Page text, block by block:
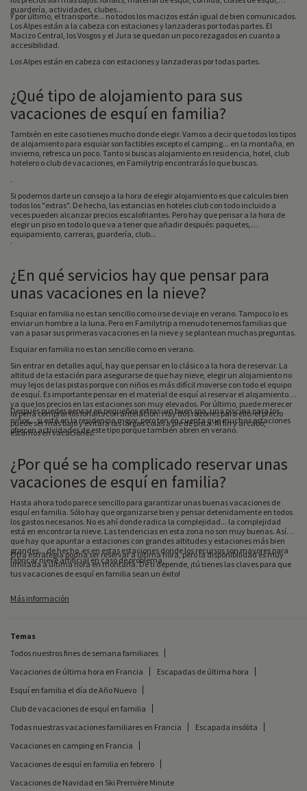
guardería, actividades, clubes...
Y por último, el transporte... no todos los macizos están igual de bien comunicados.
Los Alpes están a la cabeza con estaciones y lanzaderas por todas partes. El
Macizo Central, los Vosgos y el Jura se quedan un poco rezagados en cuanto a
accesibilidad.
Los Alpes están en cabeza con estaciones y lanzaderas por todas partes.
¿Qué tipo de alojamiento para sus
vacaciones de esquí en familia?
También en este caso tienes mucho donde elegir. Vamos a decir que todos los tipos
de alojamiento para esquiar son factibles excepto el camping... en la montaña, en
invierno, refresca un poco. Tanto si buscas alojamiento en residencia, hotel, club
hotelero o club de vacaciones, en Familytrip encontrarás lo que buscas.
.
Si podemos darte un consejo a la hora de elegir alojamiento es que calcules bien
todos los "extras". De hecho, las estancias en hoteles club con todo incluido a
veces pueden alcanzar precios escalofriantes. Pero hay que pensar a la hora de
elegir un piso en todo lo que va a tener que añadir después: paquetes,
equipamiento, carreras, guardería, club...
.
¿En qué servicios hay que pensar para
unas vacaciones en la nieve?
Esquiar en familia no es tan sencillo como irse de viaje en verano. Tampoco lo es
enviar un hombre a la luna. Pero en Familytrip a menudo tenemos familias que
van a pasar sus primeras vacaciones en la nieve y se plantean muchas preguntas.
Esquiar en familia no es tan sencillo como en verano.
Sin entrar en detalles aquí, hay que pensar en lo clásico a la hora de reservar. La
altitud de la estación para asegurarse de que hay nieve, elegir un alojamiento no
muy lejos de las pistas porque con niños es más difícil moverse con todo el equipo
de esquí. Es importante pensar en el material de esquí al reservar el alojamiento,
ya que los precios en las estaciones son muy elevados. Por último, puede merecer
la pena comprar los forfaits con antelación. Hay dos razones para ello: el precio
puede ser más bajo y evitará las largas colas a pie de pista. Al fin y al cabo,
estamos en vacaciones.
Después puedes pensar en pequeños extras: un buen spa, una piscina para los
niños... si está en la residencia mejor, pero ten en cuenta que muchas estaciones
ofrecen actividades de este tipo porque también abren en verano.
¿Por qué se ha complicado reservar unas
vacaciones de esquí en familia?
Hasta ahora todo parece sencillo para garantizar unas buenas vacaciones de
esquí en familia. Sólo hay que organizarse bien y pensar detenidamente en todos
los gastos necesarios. No es ahí donde radica la complejidad... la complejidad
está en encontrar la nieve. Las tendencias en esta zona no son muy buenas. Así
que hay que apuntar a estaciones con grandes altitudes y estaciones más bien
grandes... de hecho, es en estas estaciones donde los recursos son mayores para
fabricar nieve artificial en caso de problema.
Otra estrategia podría ser reservar a última hora, pero la disponibilidad es muy
limitada a última hora en montaña. De ti depende, ¡tú tienes las claves para que
tus vacaciones de esquí en familia sean un éxito!
Más información
Temas
Todos nuestros fines de semana familiares
Vacaciones de última hora en Francia
Escapadas de última hora
Esquí en familia el día de Año Nuevo
Club de vacaciones de esquí en familia
Todas nuestras vacaciones familiares en Francia
Escapada insólita
Vacaciones en camping en Francia
Vacaciones de esquí en familia en febrero
Vacaciones de Navidad en Ski Première Minute